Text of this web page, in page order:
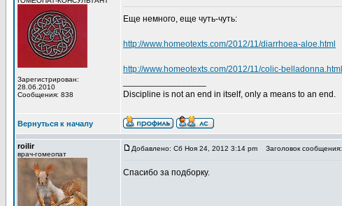
Зарегистрирован:
28.06.2010
Сообщения: 838
Еще немного, еще чуть-чуть:
http://www.homeotexts.com/2012/11/diarrhoea-aloe.html
http://www.homeotexts.com/2012/11/colic-belladonna.html
Discipline is not an end in itself, only a means to an end.
Вернуться к началу
roilir
врач-гомеопат
Добавлено: Сб Ноя 24, 2012 3:14 pm Заголовок сообщения:
Спасибо за подборку.